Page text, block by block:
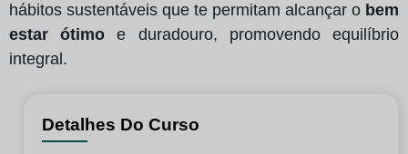
hábitos sustentáveis que te permitam alcançar o bem
estar ótimo e duradouro, promovendo equilíbrio
integral.
Detalhes Do Curso